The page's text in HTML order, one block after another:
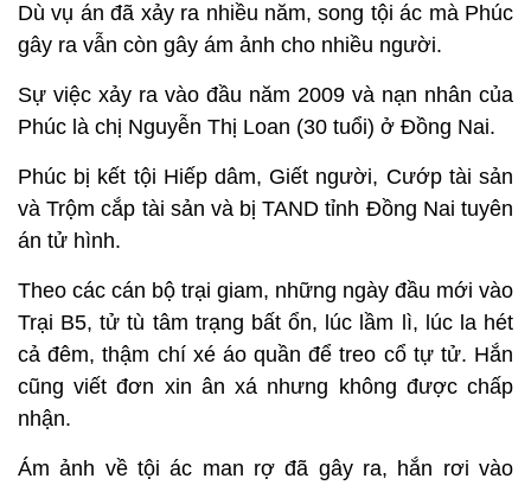
Dù vụ án đã xảy ra nhiều năm, song tội ác mà Phúc
gây ra vẫn còn gây ám ảnh cho nhiều người.
Sự việc xảy ra vào đầu năm 2009 và nạn nhân của
Phúc là chị Nguyễn Thị Loan (30 tuổi) ở Đồng Nai.
Phúc bị kết tội Hiếp dâm, Giết người, Cướp tài sản
và Trộm cắp tài sản và bị TAND tỉnh Đồng Nai tuyên
án tử hình.
Theo các cán bộ trại giam, những ngày đầu mới vào
Trại B5, tử tù tâm trạng bất ổn, lúc lầm lì, lúc la hét
cả đêm, thậm chí xé áo quần để treo cổ tự tử. Hắn
cũng viết đơn xin ân xá nhưng không được chấp
nhận.
Ám ảnh về tội ác man rợ đã gây ra, hắn rơi vào